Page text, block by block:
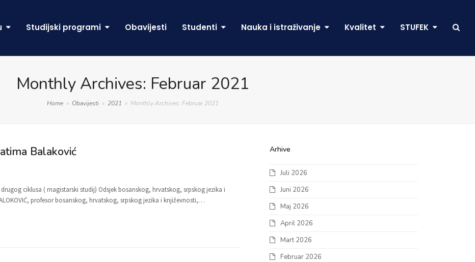
Studijski programi Obavijesti Studenti Nauka i istraživanje Kvalitet STUFEK
Monthly Archives: Februar 2021
Home » Obavijesti » 2021 » Monthly Archives: Februar 2021
Balaković
drugog ciklusa ( magistarski studij) Odsjek bosanskog, hrvatskog, srpskog jezika i
profesor bosanskog, hrvatskog, srpskog jezika i književnosti,…
Arhive
Juli 2026
Juni 2026
Maj 2026
April 2026
Mart 2026
Februar 2026